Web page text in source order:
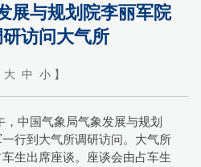
展与规划院李丽军院
访问大气所
大 中 小 】
，中国气象局气象发展与规划
行到大气所调研访问。大气所
生出席座谈。座谈会由占车生